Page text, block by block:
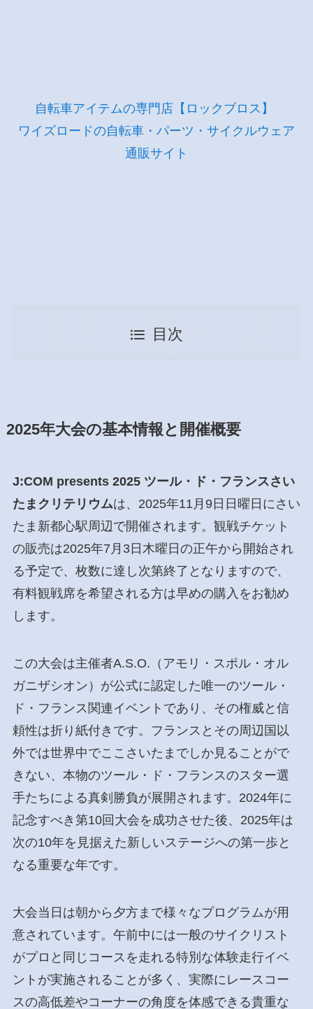
自転車アイテムの専門店【ロックブロス】
ワイズロードの自転車・パーツ・サイクルウェア
通販サイト
目次
2025年大会の基本情報と開催概要
J:COM presents 2025 ツール・ド・フランスさい
たまクリテリウムは、2025年11月9日日曜日にさい
たま新都心駅周辺で開催されます。観戦チケット
の販売は2025年7月3日木曜日の正午から開始され
る予定で、枚数に達し次第終了となりますので、
有料観戦席を希望される方は早めの購入をお勧め
します。
この大会は主催者A.S.O.（アモリ・スポル・オル
ガニザシオン）が公式に認定した唯一のツール・
ド・フランス関連イベントであり、その権威と信
頼性は折り紙付きです。フランスとその周辺国以
外では世界中でここさいたまでしか見ることがで
きない、本物のツール・ド・フランスのスター選
手たちによる真剣勝負が展開されます。2024年に
記念すべき第10回大会を成功させた後、2025年は
次の10年を見据えた新しいステージへの第一歩と
なる重要な年です。
大会当日は朝から夕方まで様々なプログラムが用
意されています。午前中には一般のサイクリスト
がプロと同じコースを走れる特別な体験走行イベ
ントが実施されることが多く、実際にレースコー
スの高低差やコーナーの角度を体感できる貴重な